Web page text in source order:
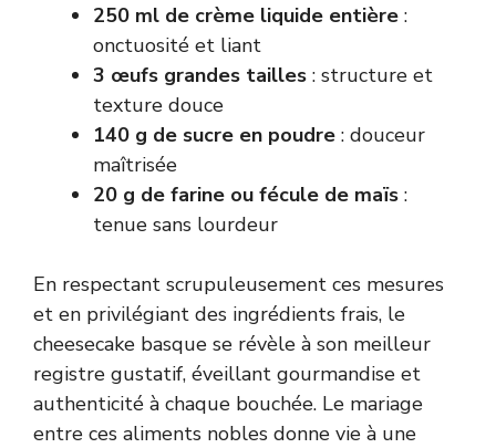
250 ml de crème liquide entière :
onctuosité et liant
3 œufs grandes tailles : structure et
texture douce
140 g de sucre en poudre : douceur
maîtrisée
20 g de farine ou fécule de maïs :
tenue sans lourdeur
En respectant scrupuleusement ces mesures
et en privilégiant des ingrédients frais, le
cheesecake basque se révèle à son meilleur
registre gustatif, éveillant gourmandise et
authenticité à chaque bouchée. Le mariage
entre ces aliments nobles donne vie à une